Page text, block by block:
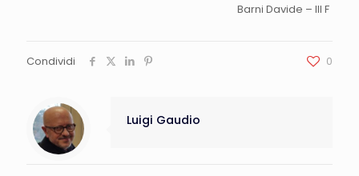
Barni Davide – III F
Condividi 0
Luigi Gaudio